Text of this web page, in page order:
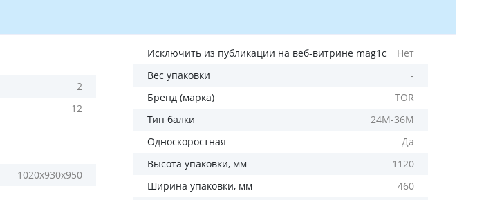
2
12
1020х930х950
Исключить из публикации на веб-витрине mag1c
Нет
Вес упаковки
-
Бренд (марка)
TOR
Тип балки
24М-36М
Односкоростная
Да
Высота упаковки, мм
1120
Ширина упаковки, мм
460